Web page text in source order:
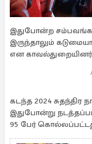
இதுபோன்ற
இருந்தாலும்
என காவல்துறையினர்
கடந்த 2024
இதுபோன்று
95 பேர்